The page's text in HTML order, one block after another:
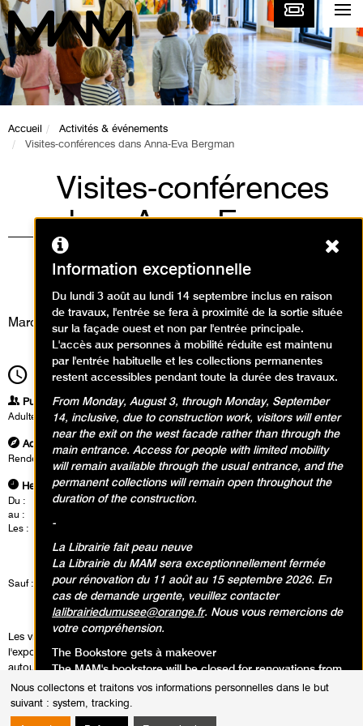
Nous collectons et traitons vos informations personnelles dans le but
suivant : system, tracking.
Accueil
Activités & événements
Visites-conférences dans Anna-Eva Bergman
Visites-conférences
dans Anna-Eva
Bergman
Visites
Mardi 6 juin 2023
14h30Durée1h30
Publics
Adultes
Adresse
Rendez-vous à l'accueil du musée
Heures
Du :
Mardi 4 avril 2023
au :
Les :
jeudis de 19h00 à 20h30
vendredis de 12h30 à 14h00
samedis de 14h00 à 15h30
Sauf :
Jeudi 18 mai 2023 de 19h00 à 20h30
Jeudi 22 juin 2023 de 19h00 à 20h30
Vendredi 14 juillet 2023 de 12h30 à 14h00
Les visites sont conduites par un.e conférencier.e du musée dans
l'exposition. Cette rencontre est également l'occasion d'un échange
autour des oeuvres.
Information exceptionnelle
Du lundi 3 août au lundi 14 septembre inclus en raison
de travaux, l'entrée se fera à proximité de la sortie située
sur la façade ouest et non par l'entrée principale.
L'accès aux personnes à mobilité réduite est maintenu
par l'entrée habituelle et les collections permanentes
restent accessibles pendant toute la durée des travaux.
From Monday, August 3, through Monday, September
14, inclusive, due to construction work, visitors will enter
near the exit on the west facade rather than through the
main entrance. Access for people with limited mobility
will remain available through the usual entrance, and the
permanent collections will remain open throughout the
duration of the construction.
-
La Librairie fait peau neuve
La Librairie du MAM sera exceptionnellement fermée
pour rénovation du 11 août au 15 septembre 2026. En
cas de demande urgente, veuillez contacter
lalibrairiedumusee@orange.fr. Nous vous remercions de
votre compréhension.
The Bookstore gets à makeover
The MAM's bookstore will be closed for renovations from
August 11 to September 15, 2026. In case of an urgent
request, you can contact
Thank you for your understanding.